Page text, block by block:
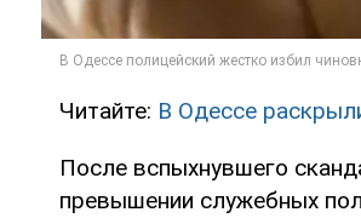
Читайте: В Одессе
После вспыхнувшего
превышении служебных